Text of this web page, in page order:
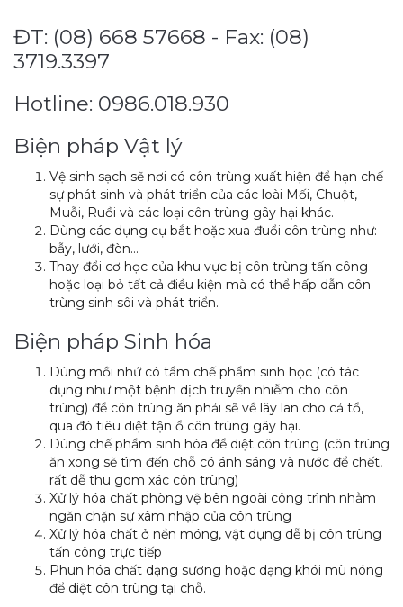
ĐT: (08) 668 57668 - Fax: (08)
3719.3397
Hotline: 0986.018.930
Biện pháp Vật lý
Vệ sinh sạch sẽ nơi có côn trùng xuất hiện để hạn chế
sự phát sinh và phát triển của các loài Mối, Chuột,
Muỗi, Ruồi và các loại côn trùng gây hại khác.
Dùng các dụng cụ bắt hoặc xua đuổi côn trùng như:
bẫy, lưới, đèn…
Thay đổi cơ học của khu vực bị côn trùng tấn công
hoặc loại bỏ tất cả điều kiện mà có thể hấp dẫn côn
trùng sinh sôi và phát triển.
Biện pháp Sinh hóa
Dùng mồi nhử có tẩm chế phẩm sinh học (có tác
dụng như một bệnh dịch truyền nhiễm cho côn
trùng) để côn trùng ăn phải sẽ về lây lan cho cả tổ,
qua đó tiêu diệt tận ổ côn trùng gây hại.
Dùng chế phẩm sinh hóa để diệt côn trùng (côn trùng
ăn xong sẽ tìm đến chỗ có ánh sáng và nước để chết,
rất dễ thu gom xác côn trùng)
Xử lý hóa chất phòng vệ bên ngoài công trình nhằm
ngăn chặn sự xâm nhập của côn trùng
Xử lý hóa chất ở nền móng, vật dụng dễ bị côn trùng
tấn công trực tiếp
Phun hóa chất dạng sương hoặc dạng khói mù nóng
để diệt côn trùng tại chỗ.